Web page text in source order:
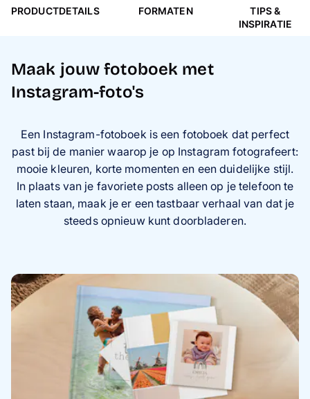
PRODUCTDETAILS FORMATEN
TIPS &
INSPIRATIE
Maak jouw fotoboek met
Instagram-foto's
Een Instagram-fotoboek is een fotoboek dat perfect
past bij de manier waarop je op Instagram fotografeert:
mooie kleuren, korte momenten en een duidelijke stijl.
In plaats van je favoriete posts alleen op je telefoon te
laten staan, maak je er een tastbaar verhaal van dat je
steeds opnieuw kunt doorbladeren.